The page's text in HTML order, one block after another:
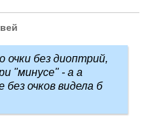
очки без диоптрий,
"минусе" - а а
без очков видела б